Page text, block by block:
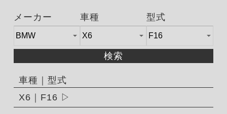
メーカー 車種 型式
検索
車種｜型式
X6｜F16